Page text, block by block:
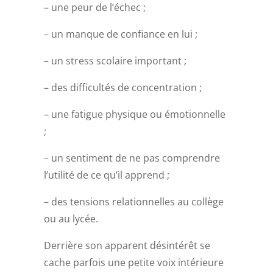
– une peur de l’échec ;
– un manque de confiance en lui ;
– un stress scolaire important ;
– des difficultés de concentration ;
– une fatigue physique ou émotionnelle
;
– un sentiment de ne pas comprendre
l’utilité de ce qu’il apprend ;
– des tensions relationnelles au collège
ou au lycée.
Derrière son apparent désintérêt se
cache parfois une petite voix intérieure